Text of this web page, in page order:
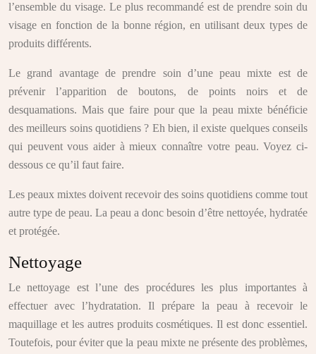
l’ensemble du visage. Le plus recommandé est de prendre soin du
visage en fonction de la bonne région, en utilisant deux types de
produits différents.
Le grand avantage de prendre soin d’une peau mixte est de
prévenir l’apparition de boutons, de points noirs et de
desquamations. Mais que faire pour que la peau mixte bénéficie
des meilleurs soins quotidiens ? Eh bien, il existe quelques conseils
qui peuvent vous aider à mieux connaître votre peau. Voyez ci-
dessous ce qu’il faut faire.
Les peaux mixtes doivent recevoir des soins quotidiens comme tout
autre type de peau. La peau a donc besoin d’être nettoyée, hydratée
et protégée.
Nettoyage
Le nettoyage est l’une des procédures les plus importantes à
effectuer avec l’hydratation. Il prépare la peau à recevoir le
maquillage et les autres produits cosmétiques. Il est donc essentiel.
Toutefois, pour éviter que la peau mixte ne présente des problèmes,